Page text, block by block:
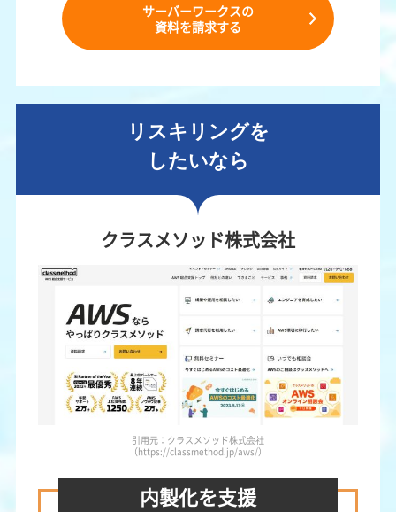
サーバーワークスの
資料を請求する
リスキリングを
したいなら
クラスメソッド株式会社
引用元：クラスメソッド株式会社
（https://classmethod.jp/aws/）
内製化を支援